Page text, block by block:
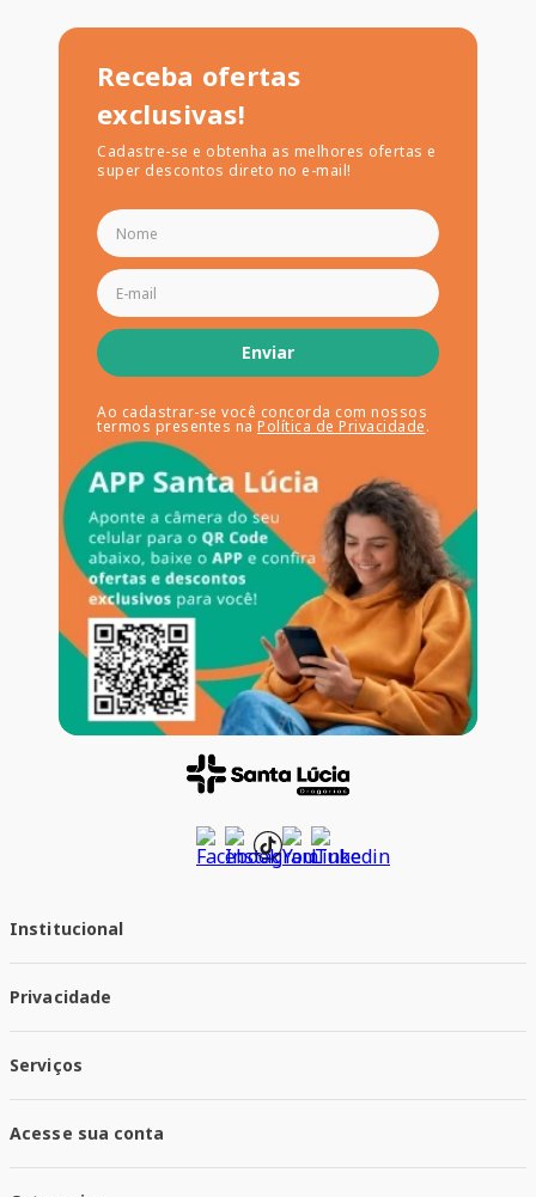
Receba ofertas
exclusivas!
Cadastre-se e obtenha as melhores ofertas e
super descontos direto no e-mail!
Enviar
Ao cadastrar-se você concorda com nossos
termos presentes na Política de Privacidade.
Institucional
Trabalhe conosco
Responsabilidade Social
Nossas Lojas
Privacidade
Política de Entrega
Trocas e Devoluções
Serviços
Santa Mais Exames
Santa Mais Serviços
Acesse sua conta